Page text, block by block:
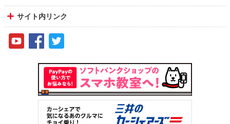
サイト内リンク